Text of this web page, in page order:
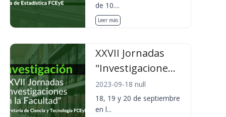
de 10....
Leer más
XXVII Jornadas
"Investigacione...
2023-09-18 null
18, 19 y 20 de septiembre
en l...